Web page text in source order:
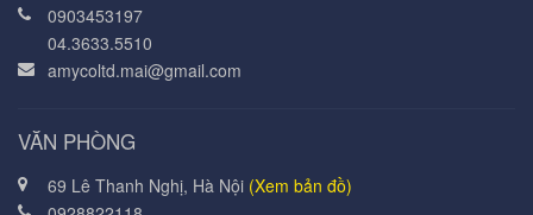
0903453197
04.3633.5510
amycoltd.mai@gmail.com
VĂN PHÒNG
69 Lê Thanh Nghị, Hà Nội (Xem bản đồ)